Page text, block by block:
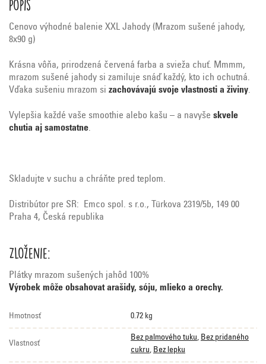
Popis
Cenovo výhodné balenie XXL Jahody (Mrazom sušené jahody,
8x90 g)
Krásna vôňa, prirodzená červená farba a svieža chuť. Mmmm,
mrazom sušené jahody si zamiluje snáď každý, kto ich ochutná.
Vďaka sušeniu mrazom si zachovávajú svoje vlastnosti a živiny.
Vylepšia každé vaše smoothie alebo kašu – a navyše skvele
chutia aj samostatne.
Skladujte v suchu a chráňte pred teplom.
Distribútor pre SR: Emco spol. s r.o., Türkova 2319/5b, 149 00
Praha 4, Česká republika
Zloženie:
Plátky mrazom sušených jahôd 100%
Výrobek môže obsahovat arašidy, sóju, mlieko a orechy.
Hmotnosť 0.72 kg
Vlastnosť
Bez palmového tuku, Bez pridaného
cukru, Bez lepku